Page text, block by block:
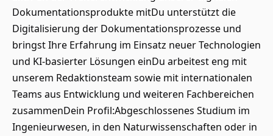
Dokumentationsprodukte mitDu unterstützt die
Digitalisierung der Dokumentationsprozesse und
bringst Ihre Erfahrung im Einsatz neuer Technologien
und KI‑basierter Lösungen einDu arbeitest eng mit
unserem Redaktionsteam sowie mit internationalen
Teams aus Entwicklung und weiteren Fachbereichen
zusammenDein Profil:Abgeschlossenes Studium im
Ingenieurwesen, in den Naturwissenschaften oder in